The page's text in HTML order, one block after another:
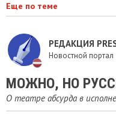
Еще по теме
РЕДАКЦИЯ
Новостной портал
МОЖНО, НО
О театре абсурда в